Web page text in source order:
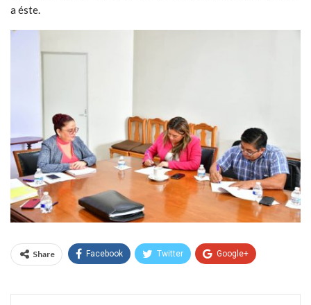
a éste.
Share Facebook Twitter Google+